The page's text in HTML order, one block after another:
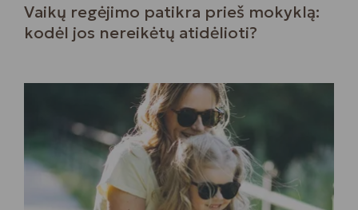
Vaikų regėjimo patikra prieš mokyklą:
kodėl jos nereikėtų atidėlioti?